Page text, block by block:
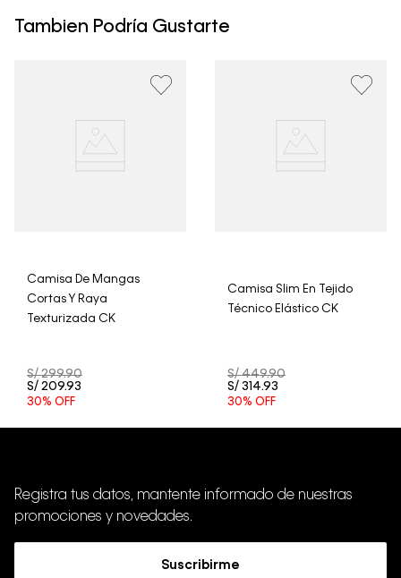
Tambien Podría Gustarte
Camisa De Mangas
Cortas Y Raya
Texturizada CK
S/ 299.90
S/ 209.93
30% OFF
Camisa Slim En Tejido
Técnico Elástico CK
S/ 449.90
S/ 314.93
30% OFF
Registra tus datos, mantente informado de nuestras
promociones y novedades.
Suscribirme